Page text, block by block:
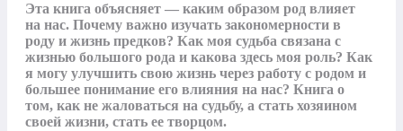
Эта книга объясняет — каким образом род влияет
на нас. Почему важно изучать закономерности в
роду и жизнь предков? Как моя судьба связана с
жизнью большого рода и какова здесь моя роль? Как
я могу улучшить свою жизнь через работу с родом и
большее понимание его влияния на нас? Книга о
том, как не жаловаться на судьбу, а стать хозяином
своей жизни, стать ее творцом.